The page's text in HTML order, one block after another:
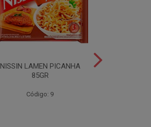
NISSIN LAMEN PICANHA
85GR
Código: 9